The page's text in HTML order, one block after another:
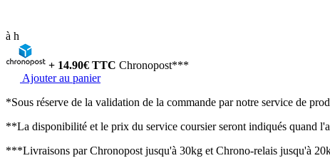
à h
+ 14.90€ TTC Chronopost***
Ajouter au panier
*Sous réserve de la validation de la commande par notre service de
**La disponibilité et le prix du service coursier seront indiqués quand
***Livraisons par Chronopost jusqu'à 30kg et Chrono-relais jusqu'à